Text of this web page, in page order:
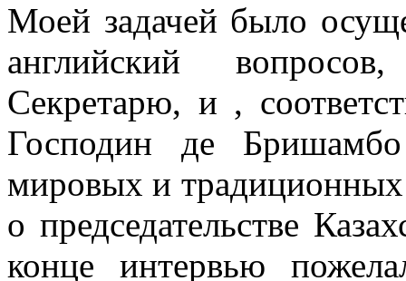
Моей задачей было
английский
Секретарю, и ,
Господин де
мировых и традиционных
о председательстве
конце интервью